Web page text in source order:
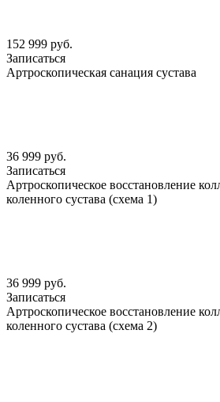
152 999 руб.
Записаться
Артроскопическая санация сустава
36 999 руб.
Записаться
Артроскопическое восстановление
коленного сустава (схема 1)
36 999 руб.
Записаться
Артроскопическое восстановление
коленного сустава (схема 2)